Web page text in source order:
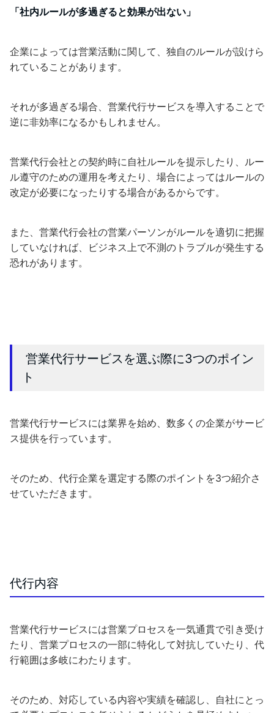
「社内ルールが多過ぎると効果が出ない」
企業によっては営業活動に関して、独自のルールが設けら
れていることがあります。
それが多過ぎる場合、営業代行サービスを導入することで
逆に非効率になるかもしれません。
営業代行会社との契約時に自社ルールを提示したり、ルー
ル遵守のための運用を考えたり、場合によってはルールの
改定が必要になったりする場合があるからです。
また、営業代行会社の営業パーソンがルールを適切に把握
していなければ、ビジネス上で不測のトラブルが発生する
恐れがあります。
営業代行サービスを選ぶ際に3つのポイン
ト
営業代行サービスには業界を始め、数多くの企業がサービ
ス提供を行っています。
そのため、代行企業を選定する際のポイントを3つ紹介さ
せていただきます。
代行内容
営業代行サービスには営業プロセスを一気通貫で引き受け
たり、営業プロセスの一部に特化して対抗していたり、代
行範囲は多岐にわたります。
そのため、対応している内容や実績を確認し、自社にとっ